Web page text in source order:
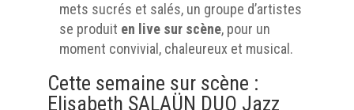
mets sucrés et salés, un groupe d’artistes
se produit en live sur scène, pour un
moment convivial, chaleureux et musical.
Cette semaine sur scène :
Elisabeth SALAÜN DUO Jazz